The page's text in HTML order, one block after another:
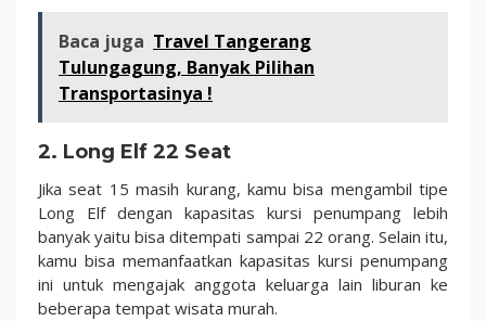
Baca juga Travel Tangerang
Tulungagung, Banyak Pilihan
Transportasinya !
2. Long Elf 22 Seat
Jika seat 15 masih kurang, kamu bisa mengambil tipe
Long Elf dengan kapasitas kursi penumpang lebih
banyak yaitu bisa ditempati sampai 22 orang. Selain itu,
kamu bisa memanfaatkan kapasitas kursi penumpang
ini untuk mengajak anggota keluarga lain liburan ke
beberapa tempat wisata murah.